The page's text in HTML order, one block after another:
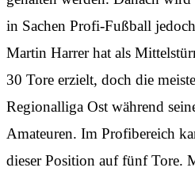
in Sachen Profi-Fußball
Martin Harrer hat als
30 Tore erzielt, doch die
Regionalliga Ost während
Amateuren. Im Profibereich
dieser Position auf fünf Tore.